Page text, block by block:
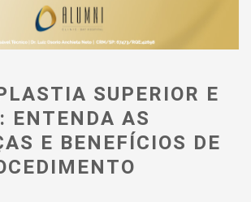
SUPERIOR E
ENTENDA AS
E BENEFÍCIOS DE